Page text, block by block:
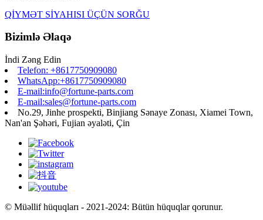
QİYMƏT SİYAHISI ÜÇÜN SORĞU
Bizimlə Əlaqə
İndi Zəng Edin
Telefon: +8617750909080
WhatsApp:+8617750909080
E-mail:info@fortune-parts.com
E-mail:sales@fortune-parts.com
No.29, Jinhe prospekti, Binjiang Sənaye Zonası, Xiamei Town,
Nan'an Şəhəri, Fujian əyaləti, Çin
© Müəllif hüquqları - 2021-2024: Bütün hüquqlar qorunur.